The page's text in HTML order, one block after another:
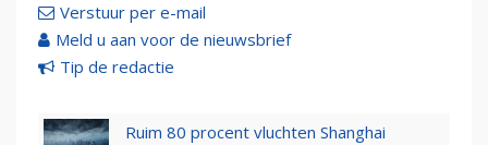
Verstuur per e-mail
Meld u aan voor de nieuwsbrief
Tip de redactie
Ruim 80 procent vluchten Shanghai